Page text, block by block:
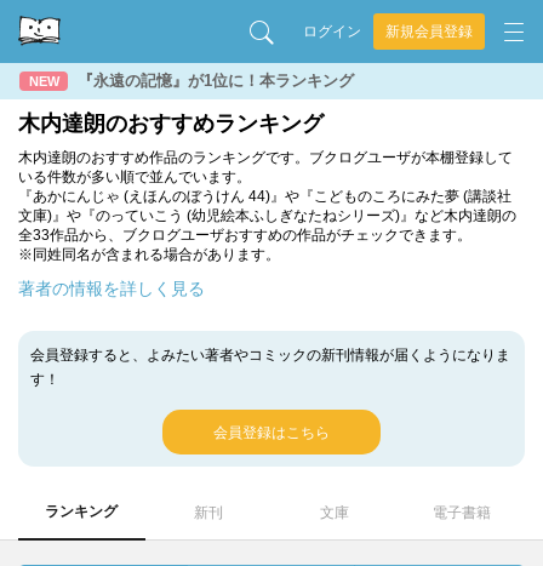
ログイン 新規会員登録
NEW 『永遠の記憶』が1位に！本ランキング
木内達朗のおすすめランキング
木内達朗のおすすめ作品のランキングです。ブクログユーザが本棚登録して
いる件数が多い順で並んでいます。
『あかにんじゃ (えほんのぼうけん 44)』や『こどものころにみた夢 (講談社
文庫)』や『のっていこう (幼児絵本ふしぎなたねシリーズ)』など木内達朗の
全33作品から、ブクログユーザおすすめの作品がチェックできます。
※同姓同名が含まれる場合があります。
著者の情報を詳しく見る
会員登録すると、よみたい著者やコミックの新刊情報が届くようになりま
す！
会員登録はこちら
ランキング 新刊 文庫 電子書籍